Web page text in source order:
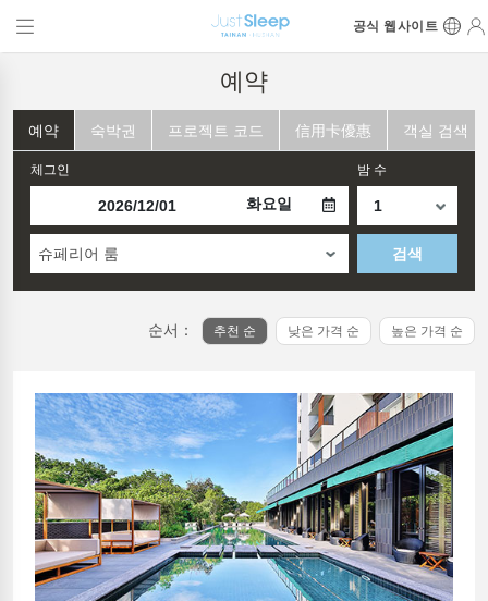
공식 웹사이트
예약
예약 숙박권 프로젝트 코드 信用卡優惠 객실 검색
체그인
화요일
밤 수
슈페리어 룸 검색
순서： 추천 순 낮은 가격 순 높은 가격 순